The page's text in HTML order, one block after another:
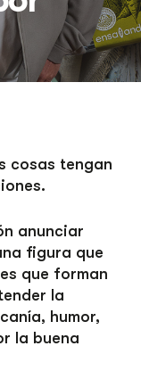
cosas tengan
anunciar
figura que
que forman
la
humor,
la buena